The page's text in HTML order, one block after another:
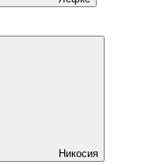
Никосия